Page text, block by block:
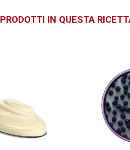
PRODOTTI IN QUESTA